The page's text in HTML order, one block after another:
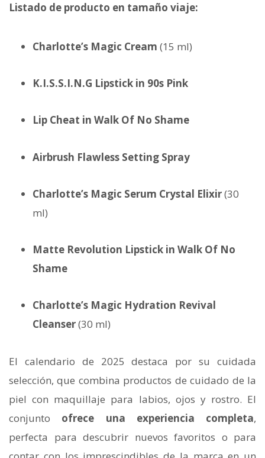
Listado de producto en tamaño viaje:
Charlotte’s Magic Cream (15 ml)
K.I.S.S.I.N.G Lipstick in 90s Pink
Lip Cheat in Walk Of No Shame
Airbrush Flawless Setting Spray
Charlotte’s Magic Serum Crystal Elixir(30
ml)
Matte Revolution Lipstick in Walk Of No
Shame
Charlotte’s Magic Hydration Revival
Cleanser(30 ml)
El calendario de 2025 destaca por su cuidada
selección, que combina productos de cuidado de la
piel con maquillaje para labios, ojos y rostro. El
conjunto ofrece una experiencia completa,
perfecta para descubrir nuevos favoritos o para